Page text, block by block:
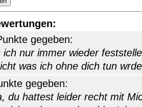
gegeben:
ich nur immer wieder
was ich ohne dich tun
gegeben:
du hattest leider recht mit